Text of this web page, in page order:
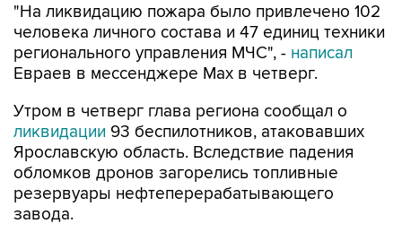
"На ликвидацию пожара было привлечено 102
человека личного состава и 47 единиц техники
регионального управления МЧС", - написал
Евраев в мессенджере Мах в четверг.
Утром в четверг глава региона сообщал о
ликвидации 93 беспилотников, атаковавших
Ярославскую область. Вследствие падения
обломков дронов загорелись топливные
резервуары нефтеперерабатывающего
завода.